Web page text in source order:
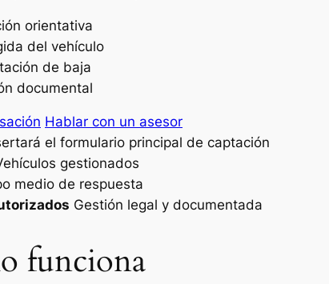
orientativa
del vehículo
de baja
documental
Hablar con un asesor
el formulario principal de captación
gestionados
medio de respuesta
Gestión legal y documentada
funciona